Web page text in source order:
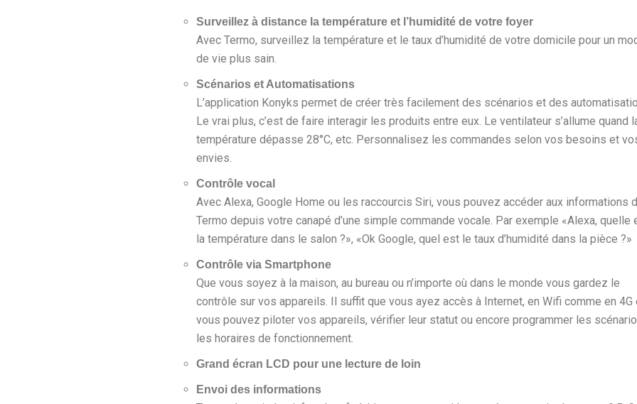
Surveillez à distance la température et l’humidité de votre foyer
Avec Termo, surveillez la température et le taux d’humidité de votre domicile pour un
de vie plus sain.
Scénarios et Automatisations
L’application Konyks permet de créer très facilement des scénarios et des
Le vrai plus, c’est de faire interagir les produits entre eux. Le ventilateur s’allume quand
température dépasse 28°C, etc. Personnalisez les commandes selon vos besoins et
envies.
Contrôle vocal
Avec Alexa, Google Home ou les raccourcis Siri, vous pouvez accéder aux informations
Termo depuis votre canapé d’une simple commande vocale. Par exemple «Alexa, quelle
la température dans le salon ?», «Ok Google, quel est le taux d’humidité dans la pièce ?»
Contrôle via Smartphone
Que vous soyez à la maison, au bureau ou n’importe où dans le monde vous gardez le
contrôle sur vos appareils. Il suffit que vous ayez accès à Internet, en Wifi comme en 4G
vous pouvez piloter vos appareils, vérifier leur statut ou encore programmer les
les horaires de fonctionnement.
Grand écran LCD pour une lecture de loin
Envoi des informations